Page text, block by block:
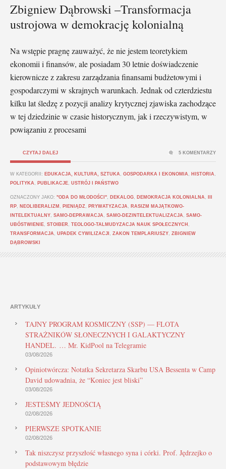
Zbigniew Dąbrowski –Transformacja
ustrojowa w demokrację kolonialną
Na wstępie pragnę zauważyć, że nie jestem teoretykiem
ekonomii i finansów, ale posiadam 30 letnie doświadczenie
kierownicze z zakresu zarządzania finansami budżetowymi i
gospodarczymi w skrajnych warunkach. Jednak od czterdziestu
kilku lat śledzę z pozycji analizy krytycznej zjawiska zachodzące
w tej dziedzinie w czasie historycznym, jak i rzeczywistym, w
powiązaniu z procesami
CZYTAJ DALEJ
W KATEGORII: EDUKACJA, KULTURA, SZTUKA GOSPODARKA I EKONOMIA HISTORIA
POLITYKA
PUBLIKACJE USTRÓJ I PAŃSTWO
OZNACZONY JAKO: "ODA DO MŁODOŚCI" DEKALOG DEMOKRACJA KOLONIALNA
RP
NEOLIBERALIZM PIENIĄDZ PRYWATYZACJA
RASIZM MAJĄTKOWO-
INTELEKTUALNY SAMO-DEPRAWACJA SAMO-DEZINTELEKTUALIZACJA
SAMO-
UBÓSTWIENIE STOIBER TEOLOGO-TALMUDYZACJA NAUK SPOŁECZNYCH
TRANSFORMACJA
UPADEK CYWILIZACJI ZAKON TEMPLARIUSZY ZBIGNIEW
DĄBROWSKI
5 KOMENTARZY
ARTYKUŁY
TAJNY PROGRAM KOSMICZNY (SSP) — FLOTA
STRAŻNIKÓW SŁONECZNYCH I GALAKTYCZNY
HANDEL. … Mr. KidPool na Telegramie
03/08/2026
Opiniotwórcza: Notatka Sekretarza Skarbu USA Bessenta w Camp
David udowadnia, że “Koniec jest bliski”
03/08/2026
JESTEŚMY JEDNOŚCIĄ
02/08/2026
PIERWSZE SPOTKANIE
02/08/2026
Tak niszczysz przyszłość własnego syna i córki. Prof. Jędrzejko o
podstawowym błędzie